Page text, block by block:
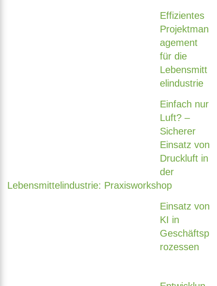
Effizientes
Projektman
agement
für die
Lebensmitt
elindustrie
Einfach nur
Luft? –
Sicherer
Einsatz von
Druckluft in
der
Lebensmittelindustrie: Praxisworkshop
Einsatz von
KI in
Geschäftsp
rozessen